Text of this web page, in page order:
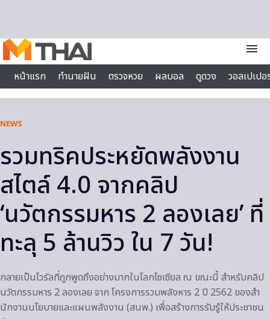
menu
หน้าแรก
ทำนายฝัน ตรวจหวย ผลบอล ดูดวง
วอลเปเป
ไลฟ์สไตล์
NEWS
รวมทริคประหยัดพลังงาน
สไตล์ 4.0 จากคลิป
‘นวัตกรรมหาร 2 ลองเลย’ ที่
ทะลุ 5 ล้านวิว ใน 7 วัน!
กลายเป็นไวรัลที่ถูกพูดถึงอย่างมากในโลกโซเซียล ณ ขณะนี้ สําหรับคลิป
นวัตกรรมหาร 2 ลองเลย จาก โครงการรวมพลังหาร 2 ปี 2562 ของสํา
นักงานนโยบายและแผนพลังงาน (สนพ.) เพื่อสร้างการรับรู้ให้ประชาชน